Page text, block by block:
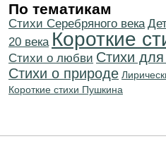
По тематикам
Cтихи Серебряного века
20 века Короткие
Стихи о любви Стихи для
Стихи о природе
Короткие стихи Пушкина